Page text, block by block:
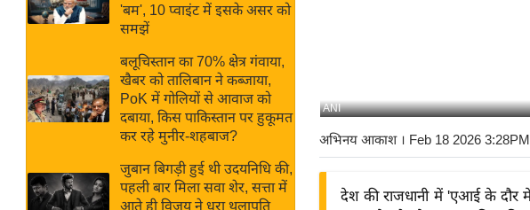
Hindi
Hindi
Videos
बजट
क्रिकेट
IPL
2026
ई-पेपर
मिसाल बेमिसाल
'बम', 10 प्वाइंट में इसके असर को
समझें
बलूचिस्तान का 70% क्षेत्र गंवाया,
खैबर को तालिबान ने कब्जाया,
PoK में गोलियों से आवाज को
दबाया, किस पाकिस्तान पर हुकूमत
कर रहे मुनीर-शहबाज?
जुबान बिगड़ी हुई थी उदयनिधि की,
पहली बार मिला सवा शेर, सत्ता में
आते ही विजय ने धरा थलापति
ANI
अभिनय आकाश। Feb 18 2026 3:28PM
देश की राजधानी में 'एआई के दौर